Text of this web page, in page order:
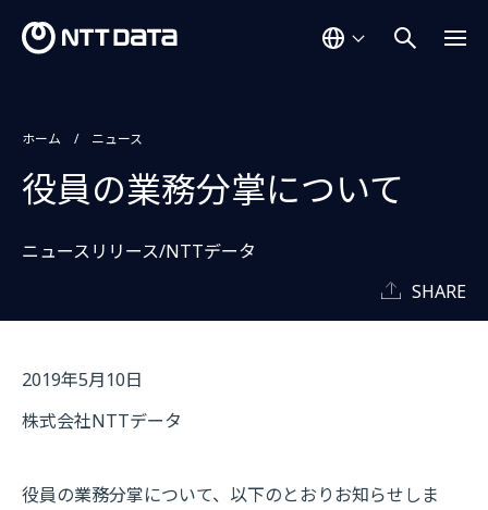
ホーム ニュース
役員の業務分掌について
ニュースリリース/NTTデータ
SHARE
2019年5月10日
株式会社NTTデータ
役員の業務分掌について、以下のとおりお知らせしま